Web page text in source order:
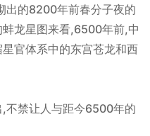
出的8200年前春分子夜的
龙星图来看,6500年前,中
官体系中的东宫苍龙和西
禁让人与距今6500年的